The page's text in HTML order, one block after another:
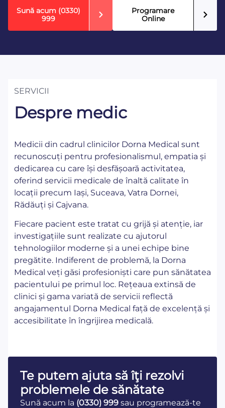
Sună acum (0330)
999
Programare
Online
SERVICII
Despre medic
Medicii din cadrul clinicilor Dorna Medical sunt
recunoscuți pentru profesionalismul, empatia și
dedicarea cu care își desfășoară activitatea,
oferind servicii medicale de înaltă calitate în
locații precum Iași, Suceava, Vatra Dornei,
Rădăuți și Cajvana.
Fiecare pacient este tratat cu grijă și atenție, iar
investigațiile sunt realizate cu ajutorul
tehnologiilor moderne și a unei echipe bine
pregătite. Indiferent de problemă, la Dorna
Medical veți găsi profesioniști care pun sănătatea
pacientului pe primul loc. Rețeaua extinsă de
clinici și gama variată de servicii reflectă
angajamentul Dorna Medical față de excelență și
accesibilitate în îngrijirea medicală.
Te putem ajuta să îţi rezolvi
problemele de sănătate
Sună acum la (0330) 999 sau programează-te